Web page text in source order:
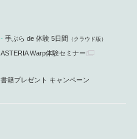
手ぶら de 体験 5日間 （クラウド版）
ASTERIA Warp体験セミナー
書籍プレゼント キャンペーン